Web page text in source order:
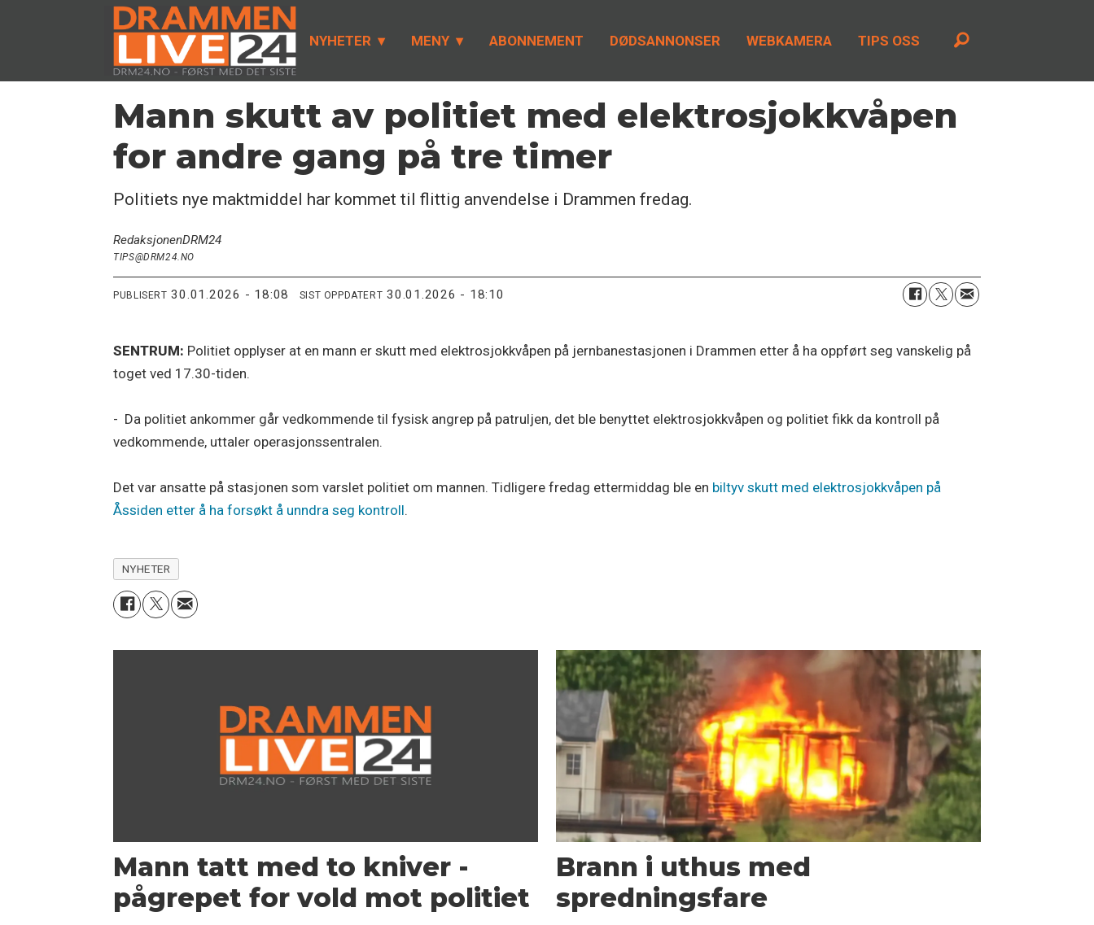
NYHETER MENY ABONNEMENT DØDSANNONSER WEBKAMERA TIPS OSS
Mann skutt av politiet med elektrosjokkvåpen
for andre gang på tre timer
Politiets nye maktmiddel har kommet til flittig anvendelse i Drammen fredag.
RedaksjonenDRM24
TIPS@DRM24.NO
PUBLISERT 30.01.2026 - 18:08 SIST OPPDATERT 30.01.2026 - 18:10
SENTRUM: Politiet opplyser at en mann er skutt med elektrosjokkvåpen på jernbanestasjonen i Drammen etter å ha oppført seg vanskelig på
toget ved 17.30-tiden.
- Da politiet ankommer går vedkommende til fysisk angrep på patruljen, det ble benyttet elektrosjokkvåpen og politiet fikk da kontroll på
vedkommende, uttaler operasjonssentralen.
Det var ansatte på stasjonen som varslet politiet om mannen. Tidligere fredag ettermiddag ble en biltyv skutt med elektrosjokkvåpen på
Åssiden etter å ha forsøkt å unndra seg kontroll.
NYHETER
Mann tatt med to kniver -
pågrepet for vold mot politiet
Brann i uthus med
spredningsfare